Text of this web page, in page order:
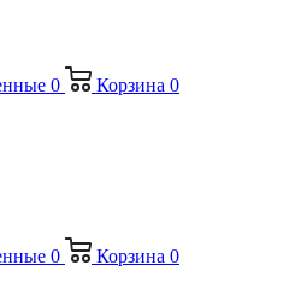
0 Корзина 0
0 Корзина 0